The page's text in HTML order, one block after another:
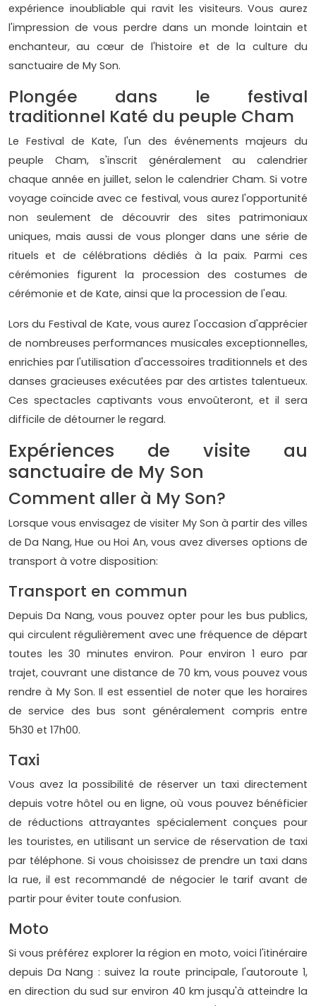
expérience inoubliable qui ravit les visiteurs. Vous aurez
l'impression de vous perdre dans un monde lointain et
enchanteur, au cœur de l'histoire et de la culture du
sanctuaire de My Son.
Plongée dans le festival
traditionnel Katé du peuple Cham
Le Festival de Kate, l'un des événements majeurs du
peuple Cham, s'inscrit généralement au calendrier
chaque année en juillet, selon le calendrier Cham. Si votre
voyage coïncide avec ce festival, vous aurez l'opportunité
non seulement de découvrir des sites patrimoniaux
uniques, mais aussi de vous plonger dans une série de
rituels et de célébrations dédiés à la paix. Parmi ces
cérémonies figurent la procession des costumes de
cérémonie et de Kate, ainsi que la procession de l'eau.
Lors du Festival de Kate, vous aurez l'occasion d'apprécier
de nombreuses performances musicales exceptionnelles,
enrichies par l'utilisation d'accessoires traditionnels et des
danses gracieuses exécutées par des artistes talentueux.
Ces spectacles captivants vous envoûteront, et il sera
difficile de détourner le regard.
Expériences de visite au
sanctuaire de My Son
Comment aller à My Son?
Lorsque vous envisagez de visiter My Son à partir des villes
de Da Nang, Hue ou Hoi An, vous avez diverses options de
transport à votre disposition:
Transport en commun
Depuis Da Nang, vous pouvez opter pour les bus publics,
qui circulent régulièrement avec une fréquence de départ
toutes les 30 minutes environ. Pour environ 1 euro par
trajet, couvrant une distance de 70 km, vous pouvez vous
rendre à My Son. Il est essentiel de noter que les horaires
de service des bus sont généralement compris entre
5h30 et 17h00.
Taxi
Vous avez la possibilité de réserver un taxi directement
depuis votre hôtel ou en ligne, où vous pouvez bénéficier
de réductions attrayantes spécialement conçues pour
les touristes, en utilisant un service de réservation de taxi
par téléphone. Si vous choisissez de prendre un taxi dans
la rue, il est recommandé de négocier le tarif avant de
partir pour éviter toute confusion.
Moto
Si vous préférez explorer la région en moto, voici l'itinéraire
depuis Da Nang : suivez la route principale, l'autoroute 1,
en direction du sud sur environ 40 km jusqu'à atteindre la